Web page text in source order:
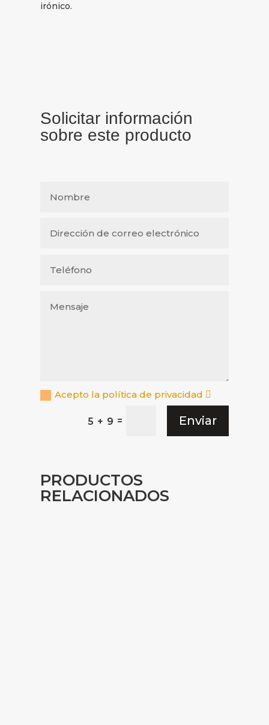
irónico.
Solicitar información
sobre este producto
Acepto la política de privacidad
5 + 9 = Enviar
PRODUCTOS
RELACIONADOS